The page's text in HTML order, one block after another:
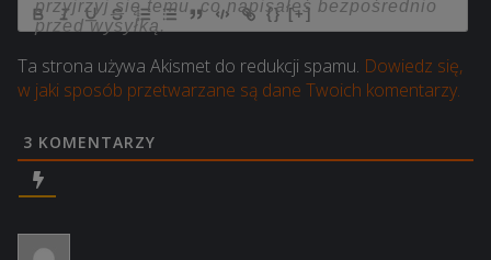
{} [+]
Ta strona używa Akismet do redukcji spamu. Dowiedz się,
w jaki sposób przetwarzane są dane Twoich komentarzy.
3 KOMENTARZY